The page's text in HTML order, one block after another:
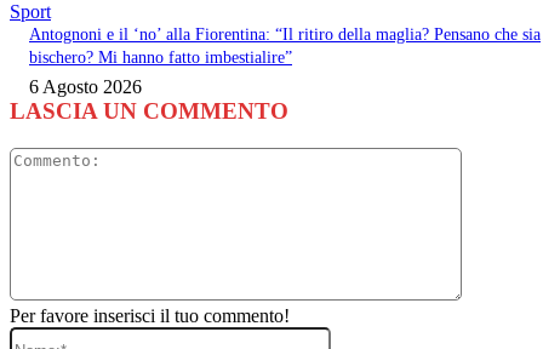
Sport
Antognoni e il ‘no’ alla Fiorentina: “Il ritiro della maglia? Pensano che sia
bischero? Mi hanno fatto imbestialire”
6 Agosto 2026
LASCIA UN COMMENTO
Per favore inserisci il tuo commento!
Nome:*